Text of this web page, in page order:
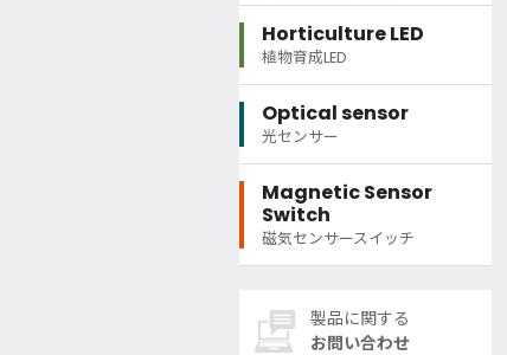
Horticulture LED
植物育成LED
Optical sensor
光センサー
Magnetic Sensor
Switch
磁気センサースイッチ
製品に関する
お問い合わせ